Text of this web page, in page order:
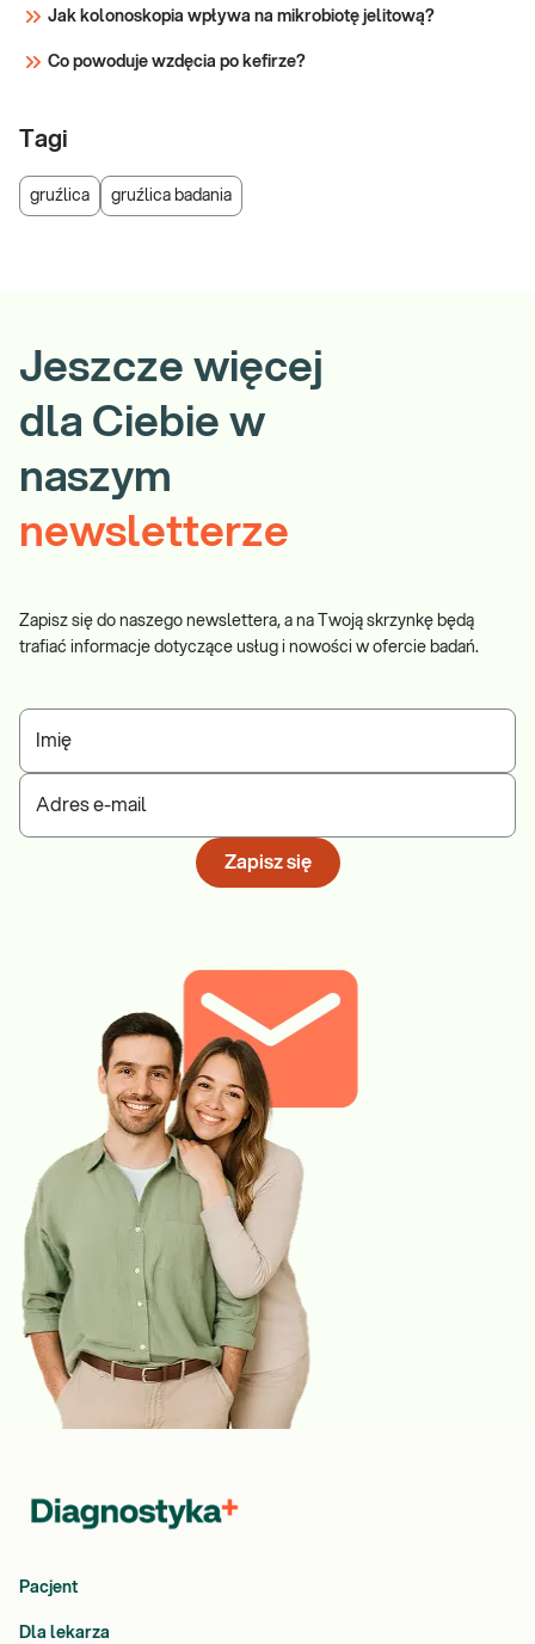
Jak kolonoskopia wpływa na mikrobiotę jelitową?
Co powoduje wzdęcia po kefirze?
Tagi
gruźlica gruźlica badania
Jeszcze więcej
dla Ciebie w
naszym
newsletterze
Zapisz się do naszego newslettera, a na Twoją skrzynkę będą
trafiać informacje dotyczące usług i nowości w ofercie badań.
Imię
Adres e-mail
Zapisz się
Pacjent
Dla lekarza